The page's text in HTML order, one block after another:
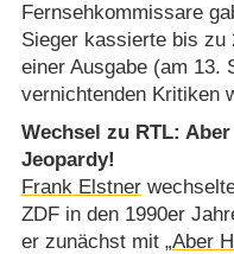
Fernsehkommissare
Sieger kassierte bis zu
einer Ausgabe (am 13.
vernichtenden Kritiken
Wechsel zu RTL:
Jeopardy!
Frank Elstner
ZDF in den 1990er
er zunächst mit „Aber